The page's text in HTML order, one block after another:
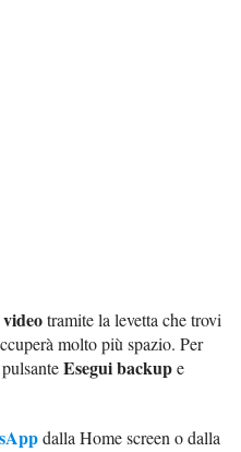
tramite la levetta che trovi
molto più spazio. Per
Esegui backupe
dalla Home screen o dalla